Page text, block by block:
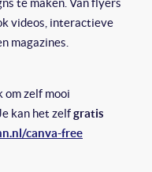
te maken. Van flyers
videos, interactieve
magazines.
om zelf mooi
kan het zelfgratis
canva-free